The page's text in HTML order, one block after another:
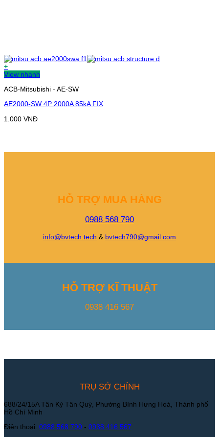
+
View nhanh
ACB-Mitsubishi - AE-SW
AE2000-SW 4P 2000A 85kA FIX
1.000 VNĐ
HỖ TRỢ MUA HÀNG
0988 568 790
info@bvtech.tech & bvtech790@gmail.com
HỖ TRỢ KĨ THUẬT
0938 416 567
TRỤ SỞ CHÍNH
688/24/15A Tân Kỳ Tân Quý, Phường Bình Hưng Hoà, Thành phố
Hồ Chí Minh
Điện thoại: 0988 568 790 - 0938 416 567